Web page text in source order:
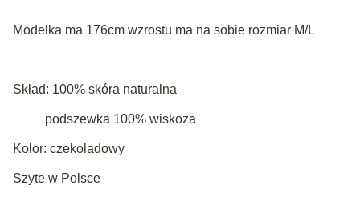
Modelka ma 176cm wzrostu ma na sobie rozmiar M/L
Skład: 100% skóra naturalna
podszewka 100% wiskoza
Kolor: czekoladowy
Szyte w Polsce